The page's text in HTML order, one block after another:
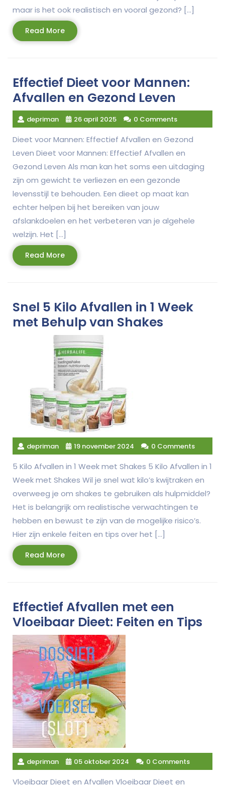
maar is het ook realistisch en vooral gezond? […]
Read MoreRead
More
Effectief Dieet voor Mannen:
Afvallen en Gezond Leven
depriman 26 april 2025 0 Comments
Dieet voor Mannen: Effectief Afvallen en Gezond
Leven Dieet voor Mannen: Effectief Afvallen en
Gezond Leven Als man kan het soms een uitdaging
zijn om gewicht te verliezen en een gezonde
levensstijl te behouden. Een dieet op maat kan
echter helpen bij het bereiken van jouw
afslankdoelen en het verbeteren van je algehele
welzijn. Het […]
Read MoreRead
More
Snel 5 Kilo Afvallen in 1 Week
met Behulp van Shakes
depriman 19 november 2024 0 Comments
5 Kilo Afvallen in 1 Week met Shakes 5 Kilo Afvallen in 1
Week met Shakes Wil je snel wat kilo’s kwijtraken en
overweeg je om shakes te gebruiken als hulpmiddel?
Het is belangrijk om realistische verwachtingen te
hebben en bewust te zijn van de mogelijke risico’s.
Hier zijn enkele feiten en tips over het […]
Read MoreRead
More
Effectief Afvallen met een
Vloeibaar Dieet: Feiten en Tips
depriman 05 oktober 2024 0 Comments
Vloeibaar Dieet en Afvallen Vloeibaar Dieet en